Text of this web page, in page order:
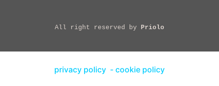
All right reserved by Priolo
privacy policy - cookie policy